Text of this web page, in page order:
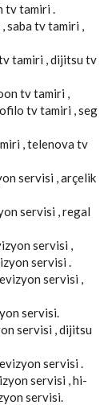
tv tamiri .
saba tv tamiri ,
tamiri , dijitsu tv
tv tamiri ,
tv tamiri , seg
, telenova tv
servisi , arçelik
servisi , regal
servisi ,
servisi .
servisi ,
servisi.
servisi , dijitsu
servisi .
servisi , hi-
servisi.